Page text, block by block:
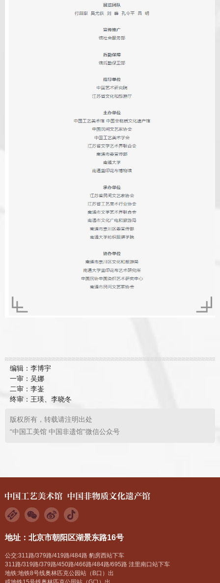
编辑：李博宇
一审：吴娜
二审：李崟
终审：王瑛、李晓冬
版权所有，转载请注明出处
“中国工美馆 中国非遗馆”微信公众号
地址：北京市朝阳区湖景东路16号
公交:311路/379路/419路/484路 豹房西站下车
311路/319路/379路/450路/466路/484路/695路 洼里南口站下车
地铁:地铁8号线奥林匹克公园站（B口）出